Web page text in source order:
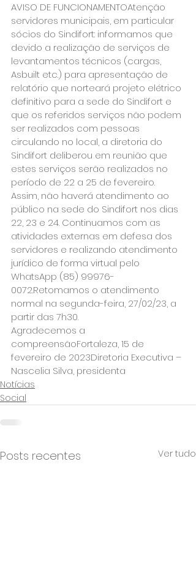
AVISO DE FUNCIONAMENTOAtenção
servidores municipais, em particular
sócios do Sindifort: informamos que
devido a realização de serviços de
levantamentos técnicos (cargas,
Asbuilt etc.) para apresentação de
relatório que norteará projeto elétrico
definitivo para a sede do Sindifort e
que os referidos serviços não podem
ser realizados com pessoas
circulando no local, a diretoria do
Sindifort deliberou em reunião que
estes serviços serão realizados no
período de 22 a 25 de fevereiro.
Assim, não haverá atendimento ao
público na sede do Sindifort nos dias
22, 23 e 24. Continuamos com as
atividades externas em defesa dos
servidores e realizando atendimento
jurídico de forma virtual pelo
WhatsApp (85) 99976-
0072.Retomamos o atendimento
normal na segunda-feira, 27/02/23, a
partir das 7h30.
Agradecemos a
compreensãoFortaleza, 15 de
fevereiro de 2023Diretoria Executiva –
Nascelia Silva, presidenta
Notícias
Social
Posts recentes Ver tudo